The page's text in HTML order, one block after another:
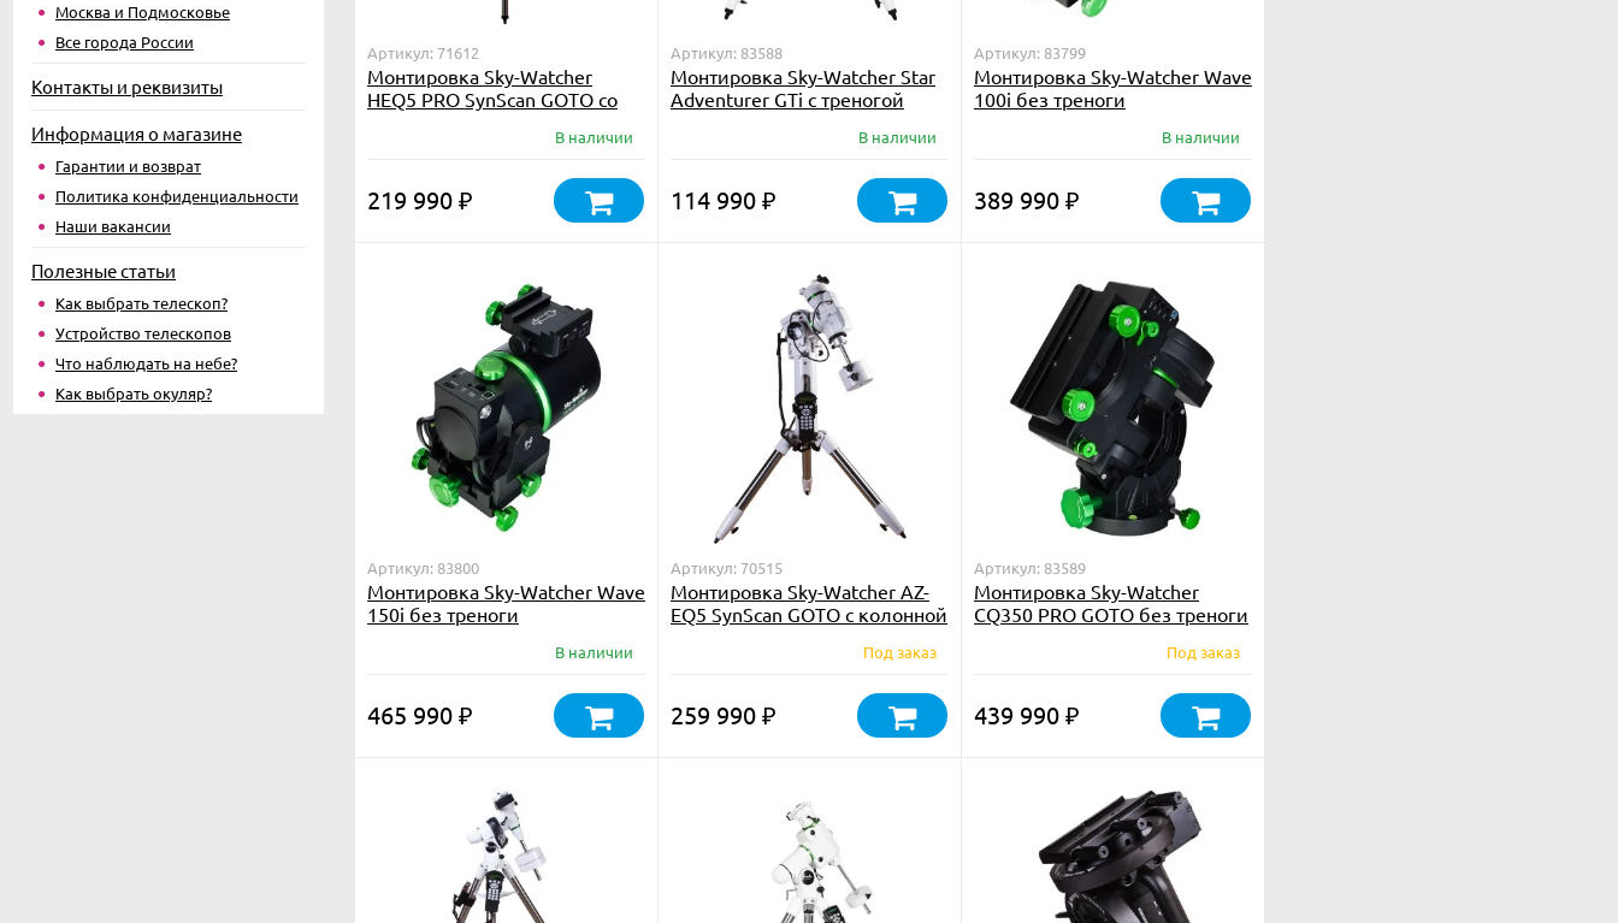
Москва и Подмосковье
Все города России
Контакты и реквизиты
Информация о магазине
Гарантии и возврат
Политика конфиденциальности
Наши вакансии
Полезные статьи
Как выбрать телескоп?
Устройство телескопов
Что наблюдать на небе?
Как выбрать окуляр?
Артикул: 71612
Монтировка Sky-Watcher
HEQ5 PRO SynScan GOTO со
(обновленная версия)В наличии
219 990 ₽
Артикул: 83588
Монтировка Sky-Watcher Star
Adventurer GTi с треногой
В наличии
114 990 ₽
Артикул: 83799
Монтировка Sky-Watcher Wave
100i без треноги
В наличии
389 990 ₽
Артикул: 83800
Монтировка Sky-Watcher Wave
150i без треноги
В наличии
465 990 ₽
Артикул: 70515
Монтировка Sky-Watcher AZ-
EQ5 SynScan GOTO с колонной
Под заказ
259 990 ₽
Артикул: 83589
Монтировка Sky-Watcher
CQ350 PRO GOTO без треноги
Под заказ
439 990 ₽